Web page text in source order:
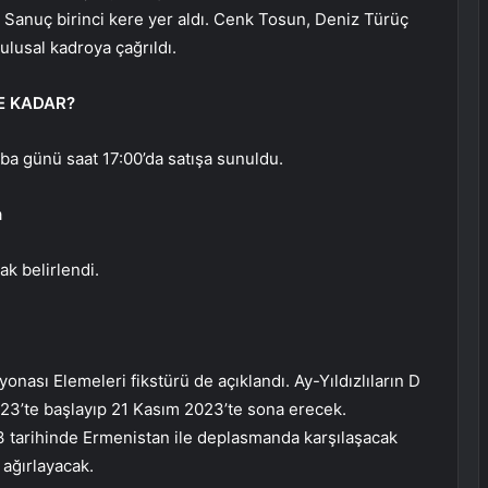
birinci kere yer aldı. Cenk Tosun, Deniz Türüç
kadroya çağrıldı.
KADAR?
günü saat 17:00’da satışa sunuldu.
belirlendi.
Elemeleri fikstürü de açıklandı. Ay-Yıldızlıların D
başlayıp 21 Kasım 2023’te sona erecek.
Ermenistan ile deplasmanda karşılaşacak